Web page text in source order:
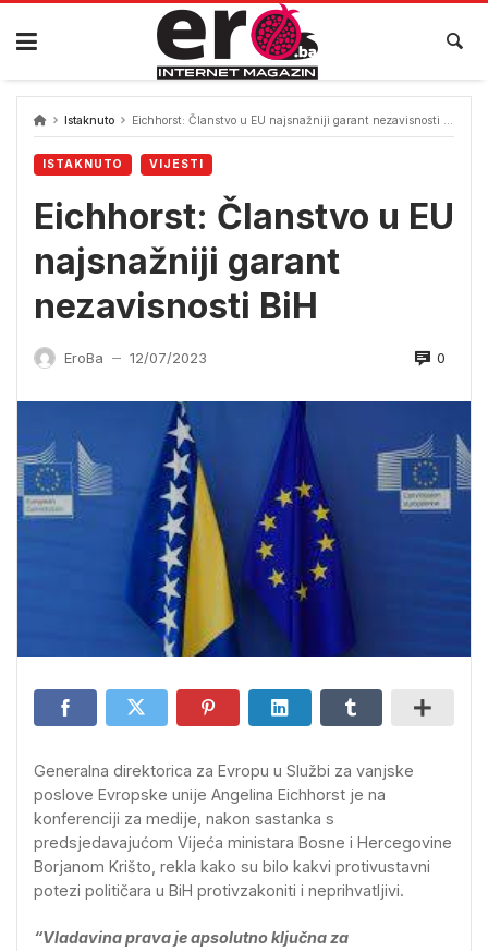
Skip
content
Istaknuto Eichhorst: Članstvo u EU najsnažniji garant nezavisnosti BiH
ISTAKNUTO VIJESTI
Eichhorst: Članstvo u EU
najsnažniji garant
nezavisnosti BiH
EroBa — 12/07/2023 0
Generalna direktorica za Evropu u Službi za vanjske
poslove Evropske unije Angelina Eichhorst je na
konferenciji za medije, nakon sastanka s
predsjedavajućom Vijeća ministara Bosne i Hercegovine
Borjanom Krišto, rekla kako su bilo kakvi protivustavni
potezi političara u BiH protivzakoniti i neprihvatljivi.
“Vladavina prava je apsolutno ključna za